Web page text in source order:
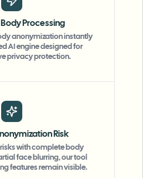
Body Processing
anonymization instantly
AI engine designed for
privacy protection.
Risk
with complete body
face blurring, our tool
features remain visible.
lifesaver — I can softly